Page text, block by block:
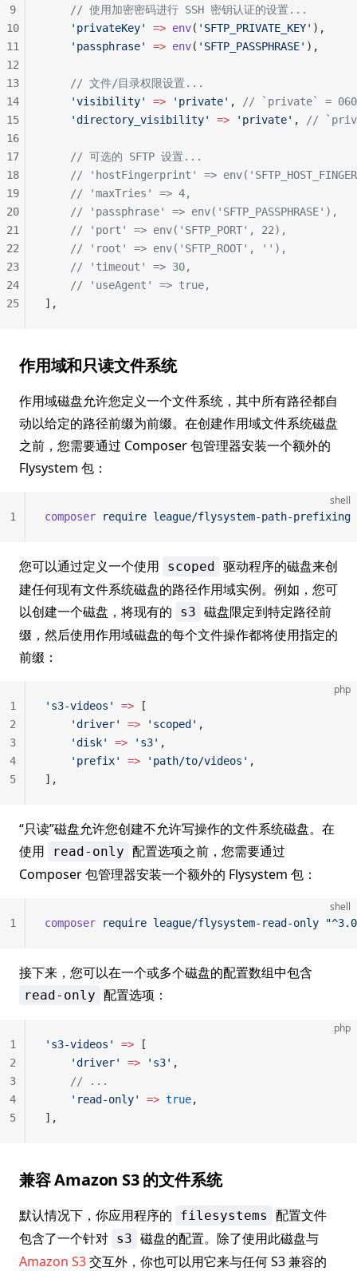
    // 使用加密密码进行 SSH 密钥认证的设置...
    'privateKey'
=> env( 'SFTP_PRIVATE_KEY' ),
    'passphrase'
=> env( 'SFTP_PASSPHRASE' ),
    // 文件/目录权限设置...
    'visibility'
=> 'private' ,
// `private` =
    'directory_visibility'
=> 'private' , //
    // 可选的 SFTP 设置...
// 'hostFingerprint' =>
    // 'maxTries' => 4,
    // 'passphrase' => env('SFTP_PASSPHRASE'),
    // 'port' => env('SFTP_PORT', 22),
    // 'root' => env('SFTP_ROOT', ''),
    // 'timeout' => 30,
    // 'useAgent' => true,
],
9
10
11
12
13
14
15
16
17
18
19
20
21
22
23
24
25
作用域和只读文件系统
作用域磁盘允许您定义一个文件系统，其中所有路径都自
动以给定的路径前缀为前缀。在创建作用域文件系统磁盘
之前，您需要通过 Composer 包管理器安装一个额外的
Flysystem 包：
shell
composer require league/flysystem-path-prefixing
1
您可以通过定义一个使用 scoped 驱动程序的磁盘来创
建任何现有文件系统磁盘的路径作用域实例。例如，您可
以创建一个磁盘，将现有的
s3 磁盘限定到特定路径前
缀，然后使用作用域磁盘的每个文件操作都将使用指定的
前缀：
php
's3-videos' => [
    'driver'
=> 'scoped' ,
    'disk'
=> 's3' ,
    'prefix'
=> 'path/to/videos' ,
],
1
2
3
4
5
“只读”磁盘允许您创建不允许写操作的文件系统磁盘。在
使用
read-only 配置选项之前，您需要通过
Composer 包管理器安装一个额外的 Flysystem 包：
shell
composer require league/flysystem-read-only
1
接下来，您可以在一个或多个磁盘的配置数组中包含
read-only 配置选项：
php
's3-videos' => [
    'driver'
=> 's3' ,
    // ...
    'read-only'
=> true,
],
1
2
3
4
5
兼容 Amazon S3 的文件系统
默认情况下，你应用程序的 filesystems
配置文件
包含了一个针对 s3 磁盘的配置。除了使用此磁盘与
Amazon S3交互外，你也可以用它来与任何 S3 兼容的